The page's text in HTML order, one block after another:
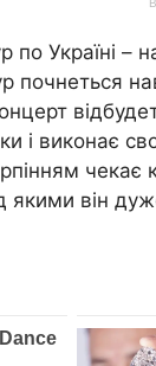
по Україні
почнеться
виконає
якими він